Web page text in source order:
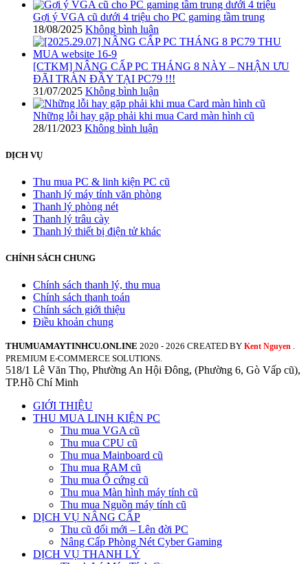
Gợi ý VGA cũ dưới 4 triệu cho PC gaming tầm trung
18/08/2025 Không bình luận
[CTKM] NÂNG CẤP PC THÁNG 8 NÀY – NHẬN ƯU
ĐÃI TRÀN ĐẦY TẠI PC79 !!!
31/07/2025 Không bình luận
Những lỗi hay gặp phải khi mua Card màn hình cũ
28/11/2023 Không bình luận
DỊCH VỤ
Thu mua PC & linh kiện PC cũ
Thanh lý máy tính văn phòng
Thanh lý phòng nét
Thanh lý trâu cày
Thanh lý thiết bị điện tử khác
CHÍNH SÁCH CHUNG
Chính sách thanh lý, thu mua
Chính sách thanh toán
Chính sách giới thiệu
Điều khoản chung
THUMUAMAYTINHCU.ONLINE 2020 - 2026 CREATED BY Kent Nguyen .
PREMIUM E-COMMERCE SOLUTIONS.
518/1 Lê Văn Thọ, Phường An Hội Đông, (Phường 6, Gò Vấp cũ),
TP.Hồ Chí Minh
GIỚI THIỆU
THU MUA LINH KIỆN PC
Thu mua VGA cũ
Thu mua CPU cũ
Thu mua Mainboard cũ
Thu mua RAM cũ
Thu mua Ổ cứng cũ
Thu mua Màn hình máy tính cũ
Thu mua Nguồn máy tính cũ
DỊCH VỤ NÂNG CẤP
Thu cũ đổi mới – Lên đời PC
Nâng Cấp Phòng Nét Cyber Gaming
DỊCH VỤ THANH LÝ